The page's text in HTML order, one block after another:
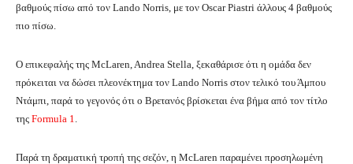
βαθμούς πίσω από τον Lando Norris, με τον Oscar Piastri άλλους 4 βαθμούς
πιο πίσω.
Ο επικεφαλής της McLaren, Andrea Stella, ξεκαθάρισε ότι η ομάδα δεν
πρόκειται να δώσει πλεονέκτημα τον Lando Norris στον τελικό του Άμπου
Ντάμπι, παρά το γεγονός ότι ο Βρετανός βρίσκεται ένα βήμα από τον τίτλο
της Formula 1
Παρά τη δραματική τροπή της σεζόν, η McLaren παραμένει προσηλωμένη